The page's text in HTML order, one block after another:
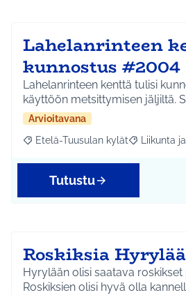
Lahelanrinteen
kunnostus #2004
Lahelanrinteen kenttä tulisi
Arvioitavana
Rajaa tulokset aihepiirin mukaan:
Etelä-Tuusulan kylät RajaaLiikunta
Tutustu
Roskiksia
Hyrylään olisi saatava roskikset
Roskiksien olisi hyvä olla